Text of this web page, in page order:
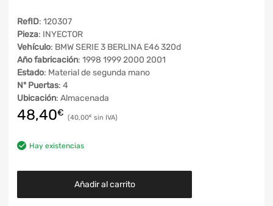
RefID: 120307
Pieza: INYECTOR
Vehículo: BMW SERIE 3 BERLINA E46 320d
Año fabricación: 1998 1999 2000 2001
Estado: Material de segunda mano
Nº Puertas: 4
Ubicación: Almacenada
48,40€ 40,00€
Hay existencias
Añadir al carrito